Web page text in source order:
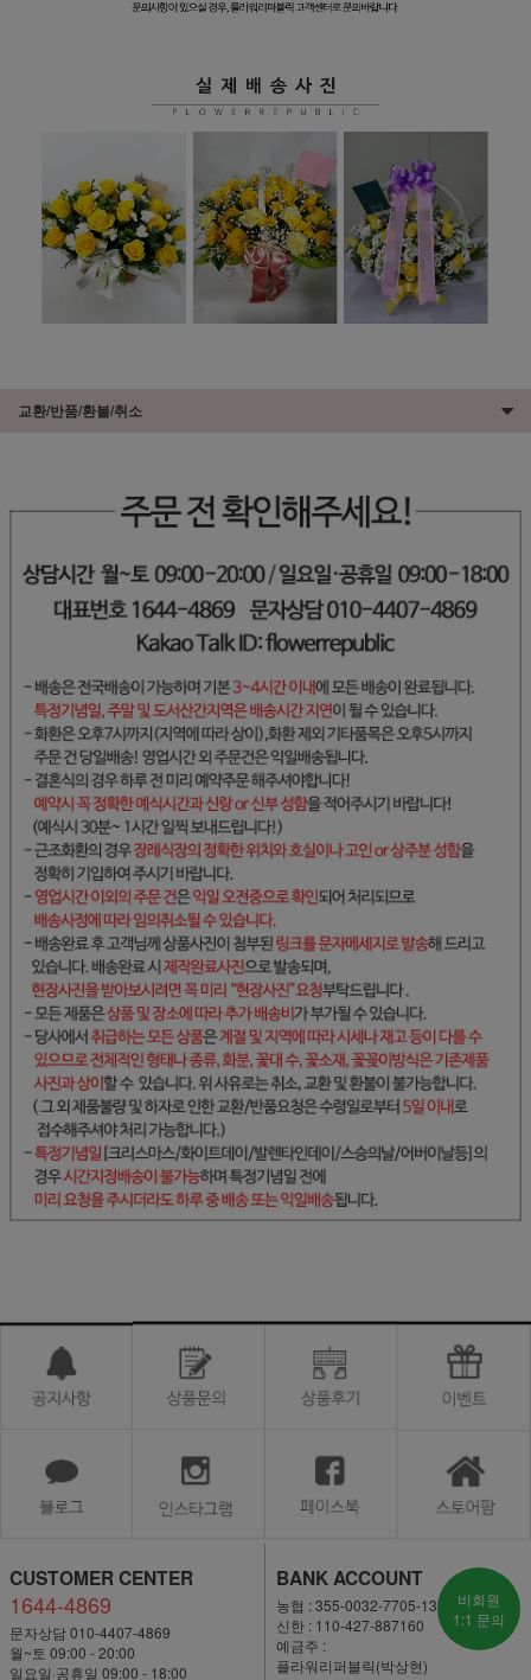
교환/반품/환불/취소
CUSTOMER CENTER
1644-4869
문자상담 010-4407-4869
월~토 09:00 - 20:00
일요일·공휴일 09:00 - 18:00
BANK ACCOUNT
농협 : 355-0032-7705-13
신한 : 110-427-887160
예금주 :
플라워리퍼블릭(박상현)
비회원
1:1 문의